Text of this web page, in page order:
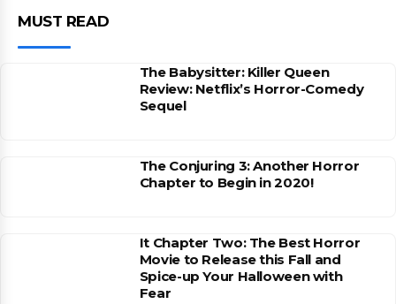
MUST READ
The Babysitter: Killer Queen
Review: Netflix’s Horror-Comedy
Sequel
The Conjuring 3: Another Horror
Chapter to Begin in 2020!
It Chapter Two: The Best Horror
Movie to Release this Fall and
Spice-up Your Halloween with
Fear